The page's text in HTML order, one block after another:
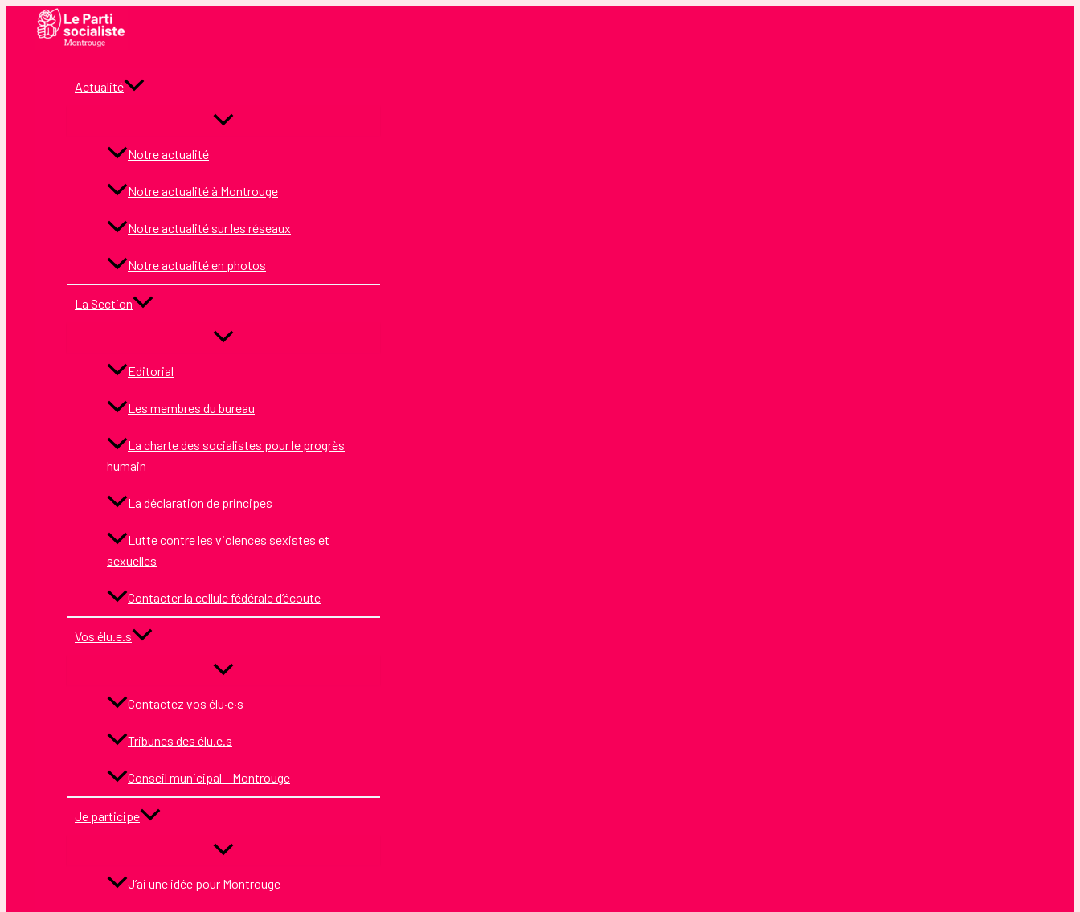
Actualité
Notre actualité
Notre actualité à Montrouge
Notre actualité sur les réseaux
Notre actualité en photos
La Section
Editorial
Les membres du bureau
La charte des socialistes pour le progrès
humain
La déclaration de principes
Lutte contre les violences sexistes et
sexuelles
Contacter la cellule fédérale d’écoute
Vos élu.e.s
Contactez vos élu·e·s
Tribunes des élu.e.s
Conseil municipal – Montrouge
Je participe
J’ai une idée pour Montrouge